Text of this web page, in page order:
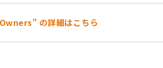
の詳細はこちら